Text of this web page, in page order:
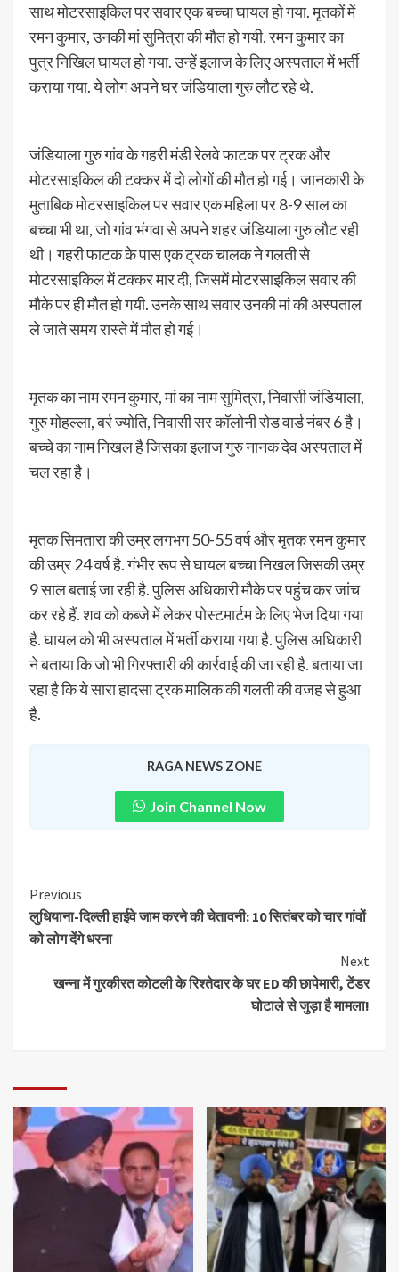
साथ मोटरसाइकिल पर सवार एक बच्चा घायल हो गया. मृतकों में
रमन कुमार, उनकी मां सुमित्रा की मौत हो गयी. रमन कुमार का
पुत्र निखिल घायल हो गया. उन्हें इलाज के लिए अस्पताल में भर्ती
कराया गया. ये लोग अपने घर जंडियाला गुरु लौट रहे थे.
जंडियाला गुरु गांव के गहरी मंडी रेलवे फाटक पर ट्रक और
मोटरसाइकिल की टक्कर में दो लोगों की मौत हो गई। जानकारी के
मुताबिक मोटरसाइकिल पर सवार एक महिला पर 8-9 साल का
बच्चा भी था, जो गांव भंगवा से अपने शहर जंडियाला गुरु लौट रही
थी। गहरी फाटक के पास एक ट्रक चालक ने गलती से
मोटरसाइकिल में टक्कर मार दी, जिसमें मोटरसाइकिल सवार की
मौके पर ही मौत हो गयी. उनके साथ सवार उनकी मां की अस्पताल
ले जाते समय रास्ते में मौत हो गई।
मृतक का नाम रमन कुमार, मां का नाम सुमित्रा, निवासी जंडियाला,
गुरु मोहल्ला, बर्र ज्योति, निवासी सर कॉलोनी रोड वार्ड नंबर 6 है।
बच्चे का नाम निखल है जिसका इलाज गुरु नानक देव अस्पताल में
चल रहा है।
मृतक सिमतारा की उम्र लगभग 50-55 वर्ष और मृतक रमन कुमार
की उम्र 24 वर्ष है. गंभीर रूप से घायल बच्चा निखल जिसकी उम्र
9 साल बताई जा रही है. पुलिस अधिकारी मौके पर पहुंच कर जांच
कर रहे हैं. शव को कब्जे में लेकर पोस्टमार्टम के लिए भेज दिया गया
है. घायल को भी अस्पताल में भर्ती कराया गया है. पुलिस अधिकारी
ने बताया कि जो भी गिरफ्तारी की कार्रवाई की जा रही है. बताया जा
रहा है कि ये सारा हादसा ट्रक मालिक की गलती की वजह से हुआ
है.
RAGA NEWS ZONE
Join Channel Now
Previous
लुधियाना-दिल्ली हाईवे जाम करने की चेतावनी: 10 सितंबर को चार गांवों
को लोग देंगे धरना
Next
खन्ना में गुरकीरत कोटली के रिश्तेदार के घर ED की छापेमारी, टेंडर
घोटाले से जुड़ा है मामला!